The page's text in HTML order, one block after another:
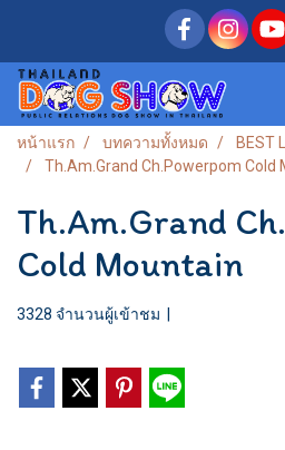
หน้าแรก บทความทั้งหมด
BEST
Th.Am.Grand Ch.Powerpom Cold
Th.Am.Grand
Cold Mountain
3328 จำนวนผู้เข้าชม